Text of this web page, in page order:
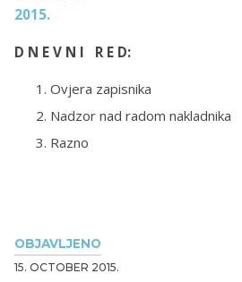
OBJAVLJENO
15. OCTOBER 2015.
2015.
D N E V N I R E D:
Ovjera zapisnika
Nadzor nad radom nakladnika
Razno